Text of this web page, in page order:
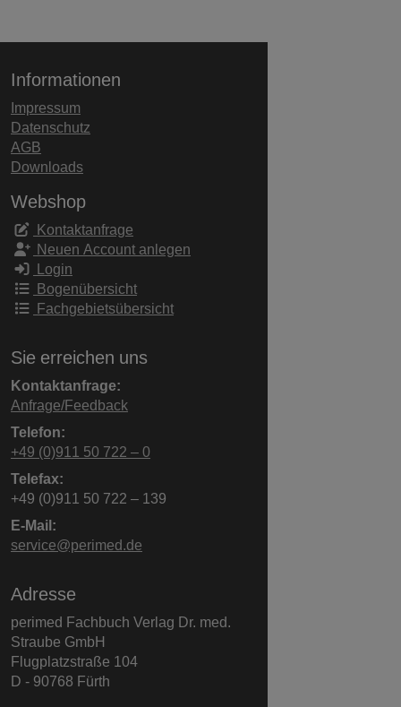
Informationen
Impressum
Datenschutz
AGB
Downloads
Webshop
Kontaktanfrage
Neuen Account anlegen
Login
Bogenübersicht
Fachgebietsübersicht
Sie erreichen uns
Kontaktanfrage:
Anfrage/Feedback
Telefon:
+49 (0)911 50 722 – 0
Telefax:
+49 (0)911 50 722 – 139
E-Mail:
service@perimed.de
Adresse
perimed Fachbuch Verlag Dr. med.
Straube GmbH
Flugplatzstraße 104
D - 90768 Fürth